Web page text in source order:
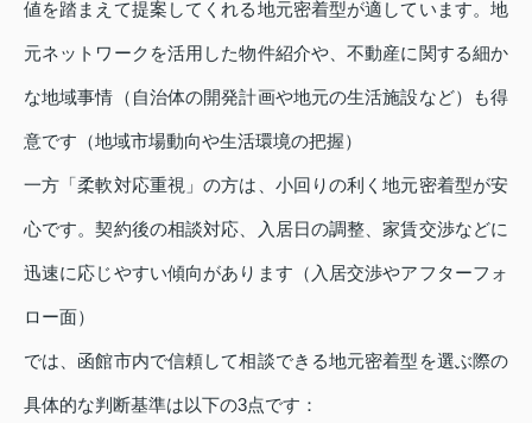
値を踏まえて提案してくれる地元密着型が適しています。地
元ネットワークを活用した物件紹介や、不動産に関する細か
な地域事情（自治体の開発計画や地元の生活施設など）も得
意です（地域市場動向や生活環境の把握）
一方「柔軟対応重視」の方は、小回りの利く地元密着型が安
心です。契約後の相談対応、入居日の調整、家賃交渉などに
迅速に応じやすい傾向があります（入居交渉やアフターフォ
ロー面）
では、函館市内で信頼して相談できる地元密着型を選ぶ際の
具体的な判断基準は以下の3点です：